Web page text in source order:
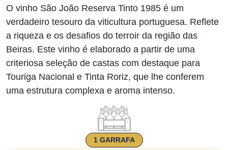
O vinho São João Reserva Tinto 1985 é um
verdadeiro tesouro da viticultura portuguesa. Reflete
a riqueza e os desafios do terroir da região das
Beiras. Este vinho é elaborado a partir de uma
criteriosa seleção de castas com destaque para
Touriga Nacional e Tinta Roriz, que lhe conferem
uma estrutura complexa e aroma intenso.
1 GARRAFA